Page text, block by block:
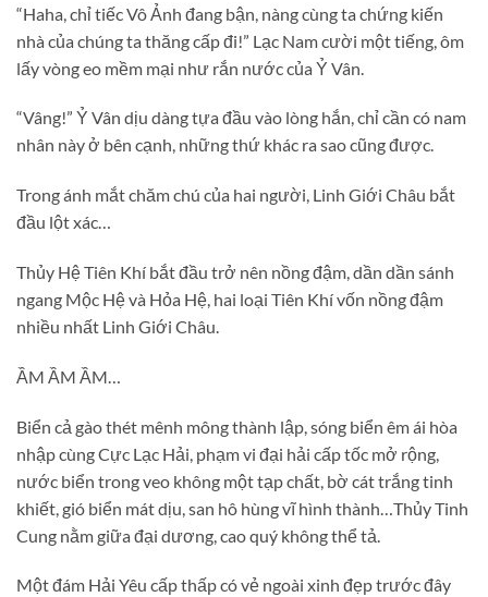
“Haha, chỉ tiếc Vô Ảnh đang bận, nàng cùng ta chứng kiến
nhà của chúng ta thăng cấp đi!” Lạc Nam cười một tiếng, ôm
lấy vòng eo mềm mại như rắn nước của Ỷ Vân.
“Vâng!” Ỷ Vân dịu dàng tựa đầu vào lòng hắn, chỉ cần có nam
nhân này ở bên cạnh, những thứ khác ra sao cũng được.
Trong ánh mắt chăm chú của hai người, Linh Giới Châu bắt
đầu lột xác…
Thủy Hệ Tiên Khí bắt đầu trở nên nồng đậm, dần dần sánh
ngang Mộc Hệ và Hỏa Hệ, hai loại Tiên Khí vốn nồng đậm
nhiều nhất Linh Giới Châu.
ẦM ẦM ẦM…
Biển cả gào thét mênh mông thành lập, sóng biển êm ái hòa
nhập cùng Cực Lạc Hải, phạm vi đại hải cấp tốc mở rộng,
nước biển trong veo không một tạp chất, bờ cát trắng tinh
khiết, gió biển mát dịu, san hô hùng vĩ hình thành…Thủy Tinh
Cung nằm giữa đại dương, cao quý không thể tả.
Một đám Hải Yêu cấp thấp có vẻ ngoài xinh đẹp trước đây